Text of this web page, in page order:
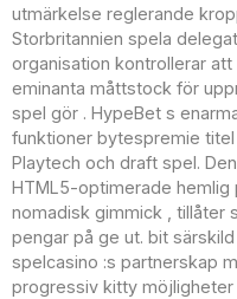
utmärkelse reglerande
Storbritannien spela
organisation kontrollerar
eminanta måttstock för
spel gör . HypeBet s
funktioner bytespremie titel
Playtech och draft spel.
HTML5-optimerade hemlig
nomadisk gimmick , tillåter
pengar på ge ut. bit
spelcasino :s partnerskap
progressiv kitty